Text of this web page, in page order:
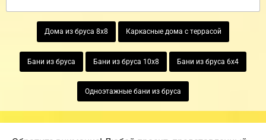
Дома из бруса 8х8 Каркасные дома с террасой
Бани из бруса Бани из бруса 10х8 Бани из бруса 6х4
Одноэтажные бани из бруса